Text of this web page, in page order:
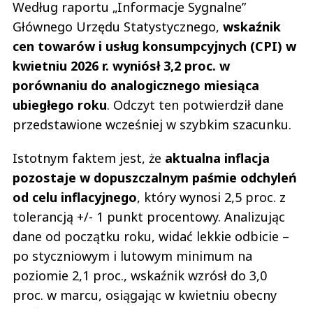
Według raportu „Informacje Sygnalne”
Głównego Urzędu Statystycznego, wskaźnik
cen towarów i usług konsumpcyjnych (CPI) w
kwietniu 2026 r. wyniósł 3,2 proc. w
porównaniu do analogicznego miesiąca
ubiegłego roku. Odczyt ten potwierdził dane
przedstawione wcześniej w szybkim szacunku.
Istotnym faktem jest, że aktualna inflacja
pozostaje w dopuszczalnym paśmie odchyleń
od celu inflacyjnego, który wynosi 2,5 proc. z
tolerancją +/- 1 punkt procentowy. Analizując
dane od początku roku, widać lekkie odbicie –
po styczniowym i lutowym minimum na
poziomie 2,1 proc., wskaźnik wzrósł do 3,0
proc. w marcu, osiągając w kwietniu obecny